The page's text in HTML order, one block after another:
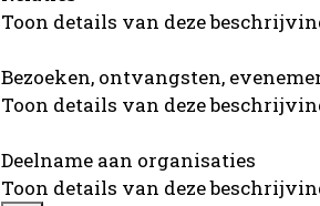
Toon details van deze
Bezoeken, ontvangsten,
Toon details van deze
Deelname aan organisaties
Toon details van deze